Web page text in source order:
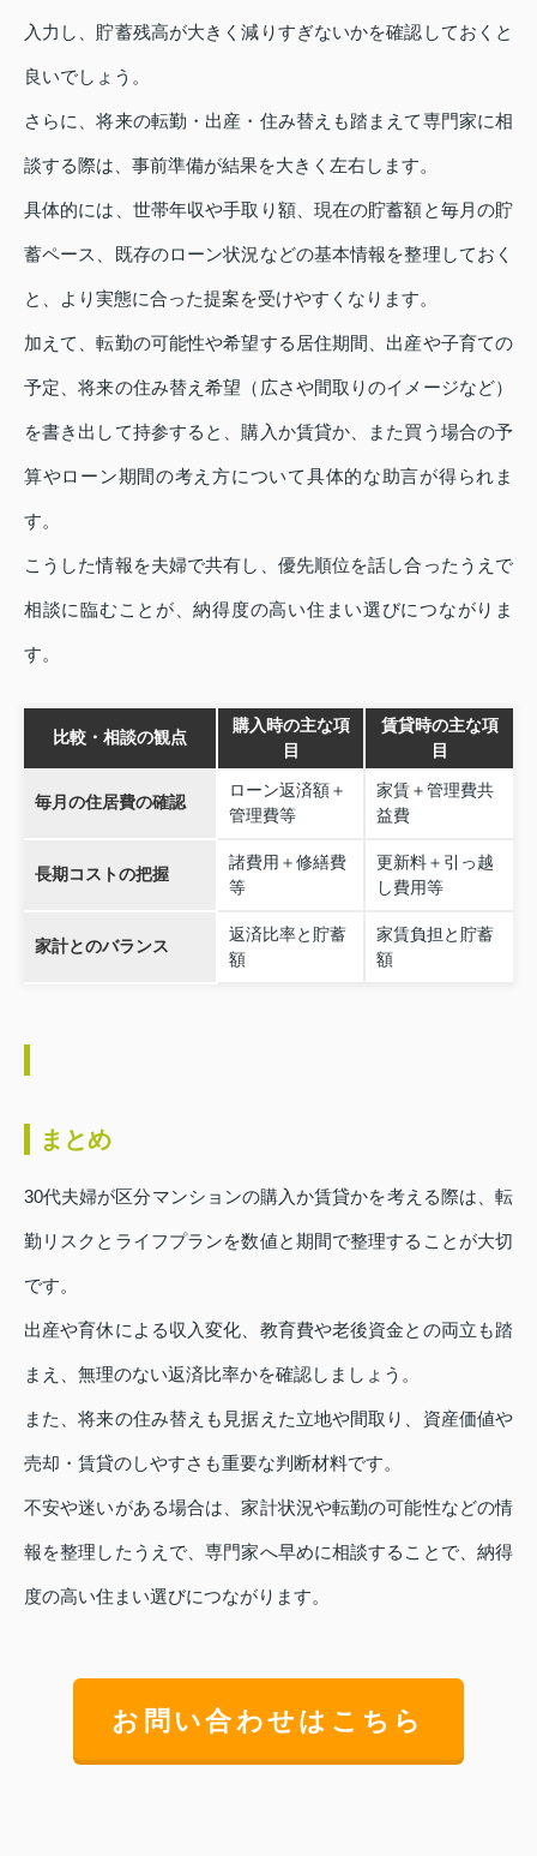
入力し、貯蓄残高が大きく減りすぎないかを確認しておくと
良いでしょう。
さらに、将来の転勤・出産・住み替えも踏まえて専門家に相
談する際は、事前準備が結果を大きく左右します。
具体的には、世帯年収や手取り額、現在の貯蓄額と毎月の貯
蓄ペース、既存のローン状況などの基本情報を整理しておく
と、より実態に合った提案を受けやすくなります。
加えて、転勤の可能性や希望する居住期間、出産や子育ての
予定、将来の住み替え希望（広さや間取りのイメージなど）
を書き出して持参すると、購入か賃貸か、また買う場合の予
算やローン期間の考え方について具体的な助言が得られま
す。
こうした情報を夫婦で共有し、優先順位を話し合ったうえで
相談に臨むことが、納得度の高い住まい選びにつながりま
す。
比較・相談の観点
購入時の主な項
目
賃貸時の主な項
目
毎月の住居費の確認
ローン返済額＋
管理費等
家賃＋管理費共
益費
長期コストの把握
諸費用＋修繕費
等
更新料＋引っ越
し費用等
家計とのバランス
返済比率と貯蓄
額
家賃負担と貯蓄
額
まとめ
30代夫婦が区分マンションの購入か賃貸かを考える際は、転
勤リスクとライフプランを数値と期間で整理することが大切
です。
出産や育休による収入変化、教育費や老後資金との両立も踏
まえ、無理のない返済比率かを確認しましょう。
また、将来の住み替えも見据えた立地や間取り、資産価値や
売却・賃貸のしやすさも重要な判断材料です。
不安や迷いがある場合は、家計状況や転勤の可能性などの情
報を整理したうえで、専門家へ早めに相談することで、納得
度の高い住まい選びにつながります。
お問い合わせはこちら